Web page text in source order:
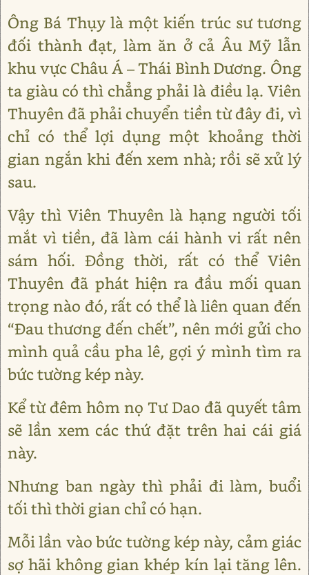
Ông Bá Thụy là một kiến trúc sư tương
đối thành đạt, làm ăn ở cả Âu Mỹ lẫn
khu vực Châu Á – Thái Bình Dương. Ông
ta giàu có thì chẳng phải là điều lạ. Viên
Thuyên đã phải chuyển tiền từ đây đi, vì
chỉ có thể lợi dụng một khoảng thời
gian ngắn khi đến xem nhà; rồi sẽ xử lý
sau.
Vậy thì Viên Thuyên là hạng người tối
mắt vì tiền, đã làm cái hành vi rất nên
sám hối. Đồng thời, rất có thể Viên
Thuyên đã phát hiện ra đầu mối quan
trọng nào đó, rất có thể là liên quan đến
“Đau thương đến chết”, nên mới gửi cho
mình quả cầu pha lê, gợi ý mình tìm ra
bức tường kép này.
Kể từ đêm hôm nọ Tư Dao đã quyết tâm
sẽ lần xem các thứ đặt trên hai cái giá
này.
Nhưng ban ngày thì phải đi làm, buổi
tối thì thời gian chỉ có hạn.
Mỗi lần vào bức tường kép này, cảm giác
sợ hãi không gian khép kín lại tăng lên.